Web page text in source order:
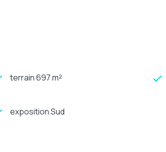
terrain 697 m²
exposition Sud